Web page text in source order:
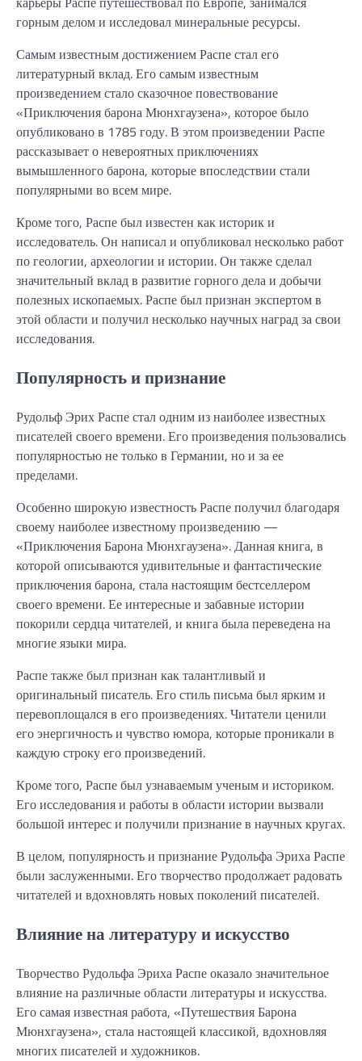
горным делом и исследовал минеральные ресурсы.
Самым известным достижением Распе стал его
литературный вклад. Его самым известным
произведением стало сказочное повествование
«Приключения барона Мюнхгаузена», которое было
опубликовано в 1785 году. В этом произведении Распе
рассказывает о невероятных приключениях
вымышленного барона, которые впоследствии стали
популярными во всем мире.
Кроме того, Распе был известен как историк и
исследователь. Он написал и опубликовал несколько работ
по геологии, археологии и истории. Он также сделал
значительный вклад в развитие горного дела и добычи
полезных ископаемых. Распе был признан экспертом в
этой области и получил несколько научных наград за свои
исследования.
Популярность и признание
Рудольф Эрих Распе стал одним из наиболее известных
писателей своего времени. Его произведения пользовались
популярностью не только в Германии, но и за ее
пределами.
Особенно широкую известность Распе получил благодаря
своему наиболее известному произведению —
«Приключения Барона Мюнхгаузена». Данная книга, в
которой описываются удивительные и фантастические
приключения барона, стала настоящим бестселлером
своего времени. Ее интересные и забавные истории
покорили сердца читателей, и книга была переведена на
многие языки мира.
Распе также был признан как талантливый и
оригинальный писатель. Его стиль письма был ярким и
перевоплощался в его произведениях. Читатели ценили
его энергичность и чувство юмора, которые проникали в
каждую строку его произведений.
Кроме того, Распе был узнаваемым ученым и историком.
Его исследования и работы в области истории вызвали
большой интерес и получили признание в научных кругах.
В целом, популярность и признание Рудольфа Эриха Распе
были заслуженными. Его творчество продолжает радовать
читателей и вдохновлять новых поколений писателей.
Влияние на литературу и искусство
Творчество Рудольфа Эриха Распе оказало значительное
влияние на различные области литературы и искусства.
Его самая известная работа, «Путешествия Барона
Мюнхгаузена», стала настоящей классикой, вдохновляя
многих писателей и художников.